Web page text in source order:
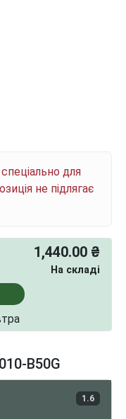
для
не підлягає
1,440.00 ₴
На складі
B50G
1.6